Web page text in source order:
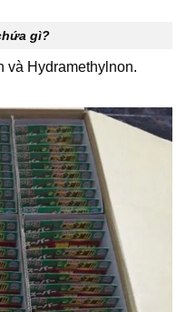
gì?
và Hydramethylnon.